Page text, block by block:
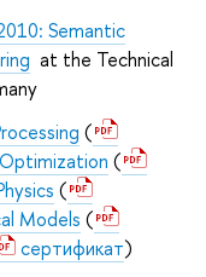
Semantic
at the Technical
(
(
(
Models (
сертификат)